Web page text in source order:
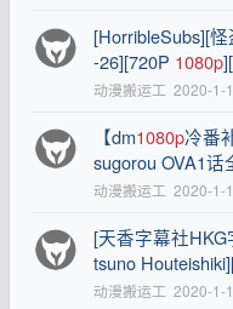
[HorribleSubs][
-26][720P 1080p
动漫搬运工 2020-1-
【dm1080p冷番
sugorou OVA1话
动漫搬运工 2020-1-
[天香字幕社
tsuno
动漫搬运工 2020-1-